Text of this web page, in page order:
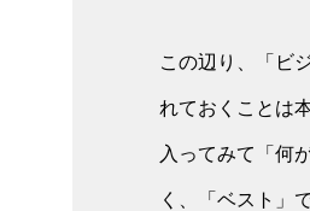
この辺り、「ビ
れておくことは
入ってみて「何
く、「ベスト」